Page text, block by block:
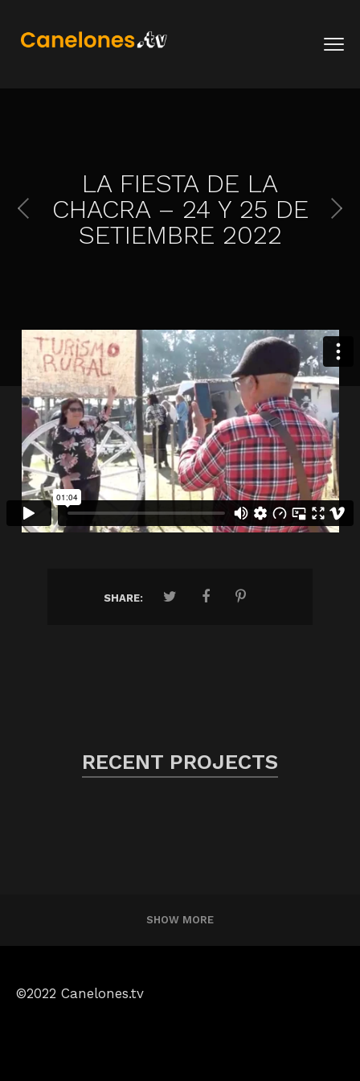
LA FIESTA DE LA
CHACRA – 24 Y 25 DE
SETIEMBRE 2022
SHARE:
RECENT PROJECTS
SHOW MORE
©2022 Canelones.tv